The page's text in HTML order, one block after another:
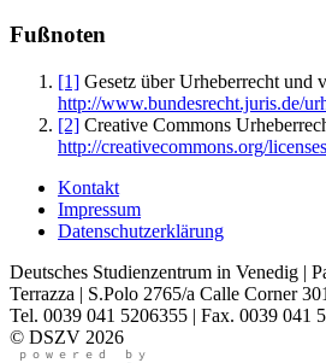
Fußnoten
[1] Gesetz über Urheberrecht und
http://www.bundesrecht.juris.de/
[2] Creative Commons
http://creativecommons.org/licenses
Kontakt
Impressum
Datenschutzerklärung
Deutsches Studienzentrum in Venedig |
Terrazza | S.Polo 2765/a Calle Corner
Tel. 0039 041 5206355 | Fax. 0039 041
© DSZV 2026